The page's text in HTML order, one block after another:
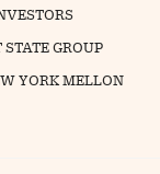
GROUP
YORK MELLON